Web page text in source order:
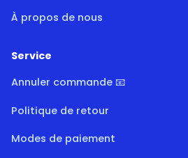
À propos de nous
Service
Annuler commande 📧
Politique de retour
Modes de paiement